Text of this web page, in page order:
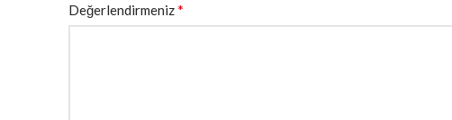
Değerlendirmeniz*